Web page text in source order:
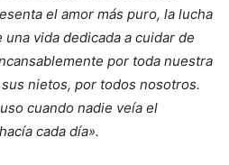
el amor más puro, la lucha
vida dedicada a cuidar de
por toda nuestra
nietos, por todos nosotros.
cuando nadie veía el
cada día».